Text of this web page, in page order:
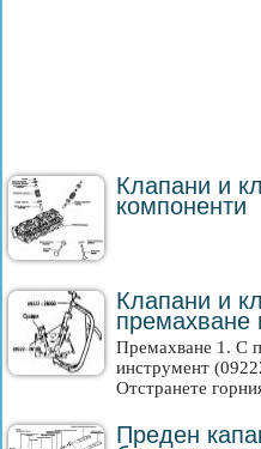
Клапани и
компоненти
Клапани и
премахване
Премахване 1. С
инструмент
Отстранете
Преден